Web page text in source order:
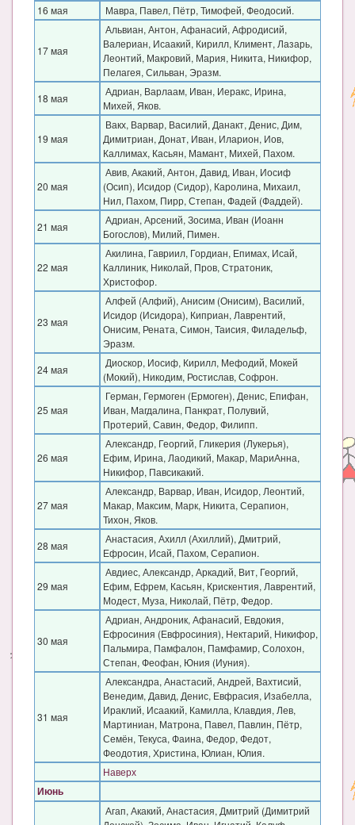
16 мая
Мавра, Павел, Пётр, Тимофей, Феодосий.
17 мая
Альвиан, Антон, Афанасий, Афродисий,
Валериан, Исаакий, Кирилл, Климент, Лазарь,
Леонтий, Макровий, Мария, Никита, Никифор,
Пелагея, Сильван, Эразм.
18 мая
Адриан, Варлаам, Иван, Иеракс, Ирина,
Михей, Яков.
19 мая
Вакх, Варвар, Василий, Данакт, Денис, Дим,
Димитриан, Донат, Иван, Иларион, Иов,
Каллимах, Касьян, Мамант, Михей, Пахом.
20 мая
Авив, Акакий, Антон, Давид, Иван, Иосиф
(Осип), Исидор (Сидор), Каролина, Михаил,
Нил, Пахом, Пирр, Степан, Фадей (Фаддей).
21 мая
Адриан, Арсений, Зосима, Иван (Иоанн
Богослов), Милий, Пимен.
22 мая
Акилина, Гавриил, Гордиан, Епимах, Исай,
Каллиник, Николай, Пров, Стратоник,
Христофор.
23 мая
Алфей (Алфий), Анисим (Онисим), Василий,
Исидор (Исидора), Киприан, Лаврентий,
Онисим, Рената, Симон, Таисия, Филадельф,
Эразм.
24 мая
Диоскор, Иосиф, Кирилл, Мефодий, Мокей
(Мокий), Никодим, Ростислав, Софрон.
25 мая
Герман, Гермоген (Ермоген), Денис, Епифан,
Иван, Магдалина, Панкрат, Полувий,
Протерий, Савин, Федор, Филипп.
26 мая
Александр, Георгий, Гликерия (Лукерья),
Ефим, Ирина, Лаодикий, Макар, МариАнна,
Никифор, Павсикакий.
27 мая
Александр, Варвар, Иван, Исидор, Леонтий,
Макар, Максим, Марк, Никита, Серапион,
Тихон, Яков.
28 мая
Анастасия, Ахилл (Ахиллий), Дмитрий,
Ефросин, Исай, Пахом, Серапион.
29 мая
Авдиес, Александр, Аркадий, Вит, Георгий,
Ефим, Ефрем, Касьян, Крискентия, Лаврентий,
Модест, Муза, Николай, Пётр, Федор.
30 мая
Адриан, Андроник, Афанасий, Евдокия,
Ефросиния (Евфросиния), Нектарий, Никифор,
Пальмира, Памфалон, Памфамир, Солохон,
Степан, Феофан, Юния (Иуния).
31 мая
Александра, Анастасий, Андрей, Вахтисий,
Венедим, Давид, Денис, Евфрасия, Изабелла,
Ираклий, Исаакий, Камилла, Клавдия, Лев,
Мартиниан, Матрона, Павел, Павлин, Пётр,
Семён, Текуса, Фаина, Федор, Федот,
Феодотия, Христина, Юлиан, Юлия.
Наверх
Июнь
Агап, Акакий, Анастасия, Дмитрий (Димитрий